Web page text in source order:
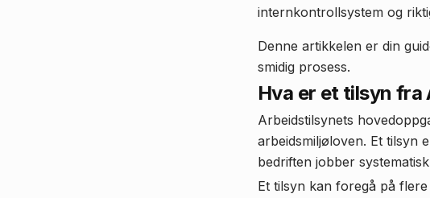
internkontrollsystem og
Denne artikkelen er din
smidig prosess.
Hva er et tilsyn
Arbeidstilsynets
arbeidsmiljøloven. Et tilsyn
bedriften jobber
Et tilsyn kan foregå på flere